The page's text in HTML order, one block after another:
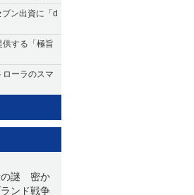
ン出資に「d
する「極旨
ーラのスマ
の謎 密か
ンド戦争